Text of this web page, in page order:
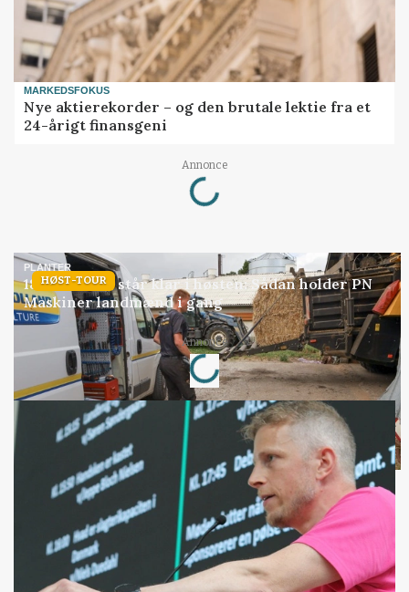
MARKEDSFOKUS
Nye aktierekorder – og den brutale lektie fra et
24-årigt finansgeni
Annonce
Loading...
HØST-TOUR
PLANTER
18 montører står klar i høsten: Sådan holder PN
Maskiner landmænd i gang
Annonce
Loading...